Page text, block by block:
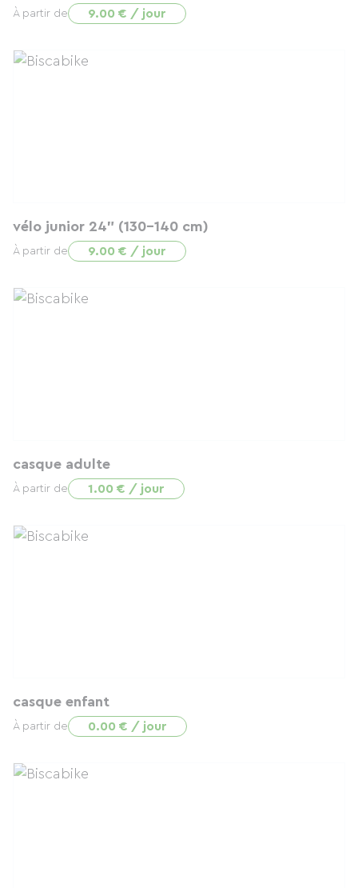
À partir de 9.00 € / jour
vélo junior 24" (130-140 cm)
À partir de 9.00 € / jour
casque adulte
À partir de 1.00 € / jour
casque enfant
À partir de 0.00 € / jour